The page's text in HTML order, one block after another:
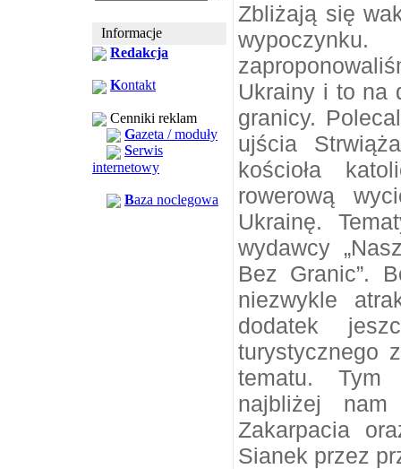
Informacje
Redakcja
Kontakt
Cenniki reklam
Gazeta / moduły
Serwis
internetowy
Baza noclegowa
Zbliżają się
Ukrainy i to na
granicy.
ujścia
kościoła
rowerową
Ukrainę.
wydawcy
Bez Granic”.
niezwykle
dodatek
turystycznego
tematu. Tym
najbliżej nam
Zakarpacia
Sianek przez